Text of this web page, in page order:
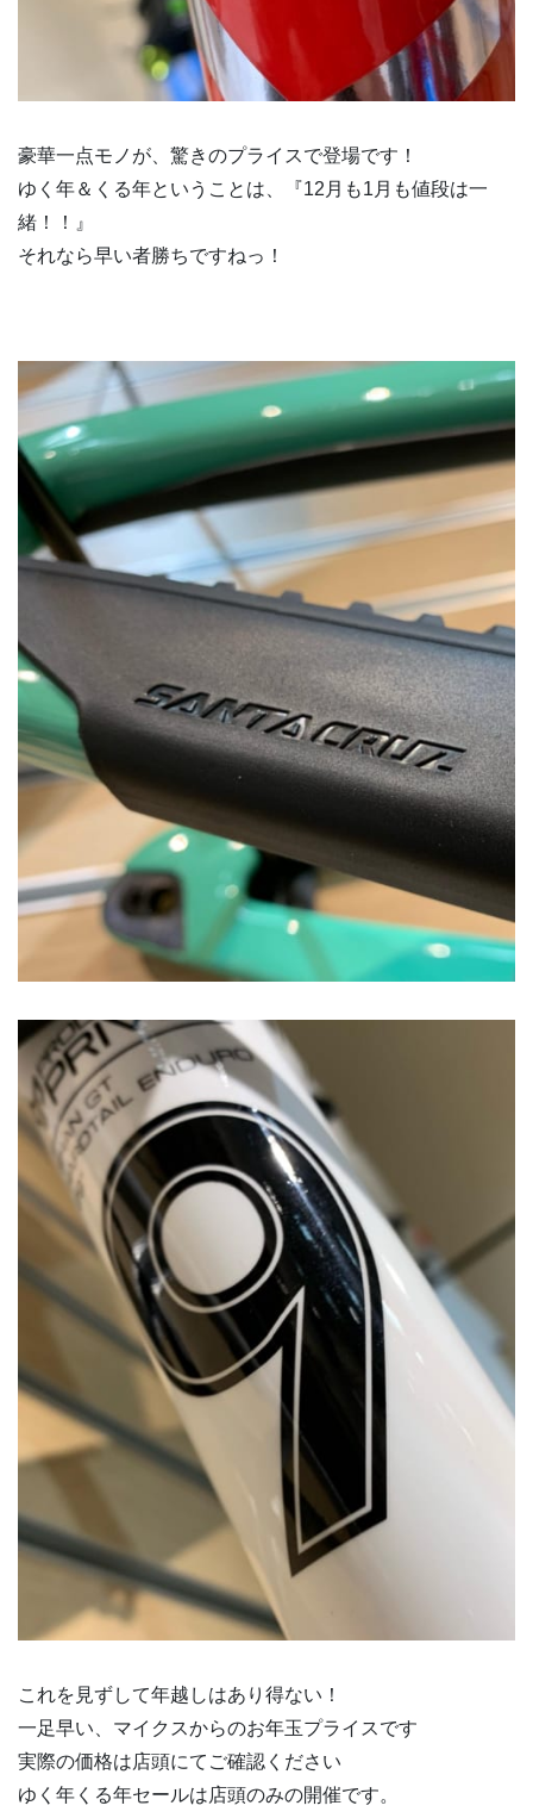
豪華一点モノが、驚きのプライスで登場です！
ゆく年＆くる年ということは、『12月も1月も値段は一
緒！！』
それなら早い者勝ちですねっ！
これを見ずして年越しはあり得ない！
一足早い、マイクスからのお年玉プライスです
実際の価格は店頭にてご確認ください
ゆく年くる年セールは店頭のみの開催です。